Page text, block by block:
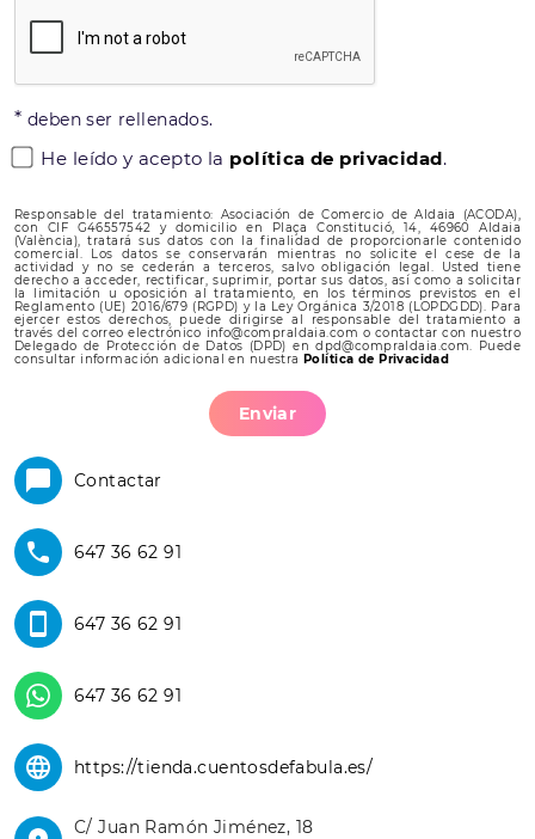
* deben ser rellenados.
He leído y acepto la política de privacidad.
Responsable del tratamiento: Asociación de Comercio de Aldaia (ACODA),
con CIF G46557542 y domicilio en Plaça Constitució, 14, 46960 Aldaia
(València), tratará sus datos con la finalidad de proporcionarle contenido
comercial. Los datos se conservarán mientras no solicite el cese de la
actividad y no se cederán a terceros, salvo obligación legal. Usted tiene
derecho a acceder, rectificar, suprimir, portar sus datos, así como a solicitar
la limitación u oposición al tratamiento, en los términos previstos en el
Reglamento (UE) 2016/679 (RGPD) y la Ley Orgánica 3/2018 (LOPDGDD). Para
ejercer estos derechos, puede dirigirse al responsable del tratamiento a
través del correo electrónico info@compraldaia.com o contactar con nuestro
Delegado de Protección de Datos (DPD) en dpd@compraldaia.com. Puede
consultar información adicional en nuestraPolítica de Privacidad
Enviar
Contactar
647 36 62 91
647 36 62 91
647 36 62 91
https://tienda.cuentosdefabula.es/
C/ Juan Ramón Jiménez, 18